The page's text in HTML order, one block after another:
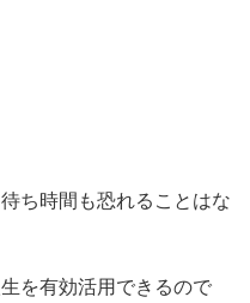
ち時間も恐れることはな
を有効活用できるので